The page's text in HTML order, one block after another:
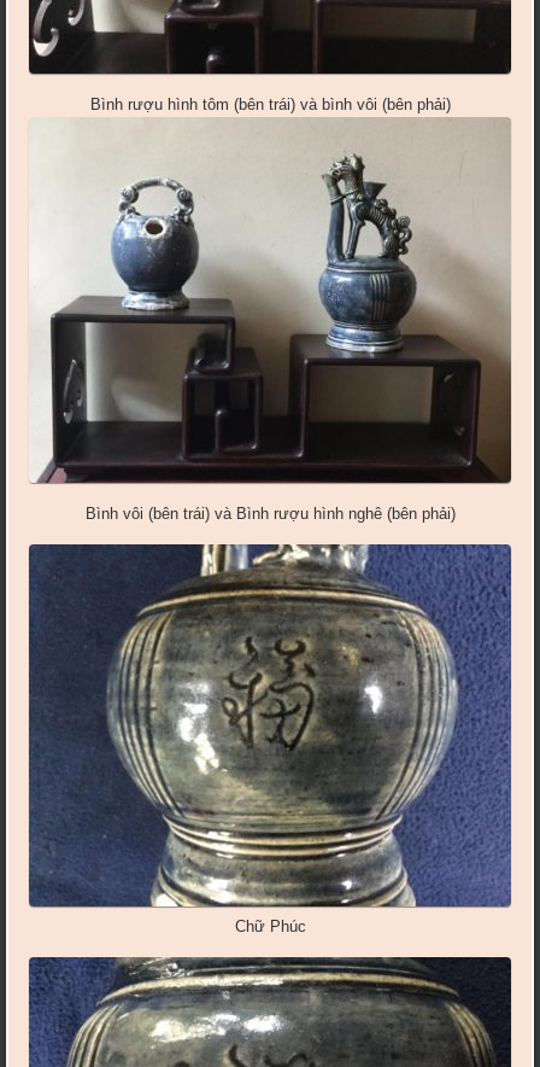
Bình rượu hình tôm (bên trái) và bình vôi (bên phải)
Bình vôi (bên trái) và Bình rượu hình nghê (bên phải)
Chữ Phúc